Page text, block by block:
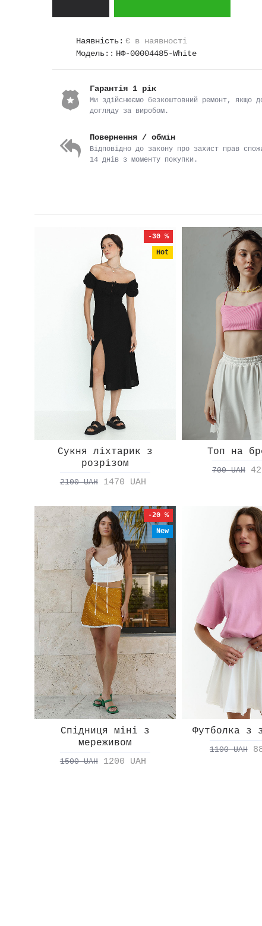
Наявність: Є в наявності
Модель:: НФ-00004485-White
Гарантія 1 рік
Ми здійснюємо безкоштовний ремонт, якщо
догляду за виробом.
Повернення / обмін
Відповідно до закону про захист прав
14 днів з моменту покупки.
Hot
-30 %
Сукня ліхтарик з
розрізом
2100 UAH 1470 UAH
Топ на
700 UAH
New
-20 %
Спідниця міні з
мереживом
1500 UAH 1200 UAH
Футболка з
1100 UAH